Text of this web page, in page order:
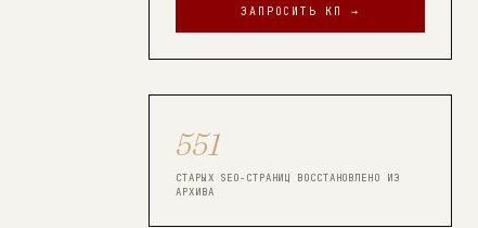
ЗАПРОСИТЬ КП →
551
СТАРЫХ SEO-СТРАНИЦ ВОССТАНОВЛЕНО ИЗ
АРХИВА